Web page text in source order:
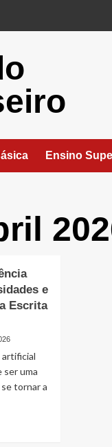
Ensino
e
Escrita
artificial
ser uma
tornar a